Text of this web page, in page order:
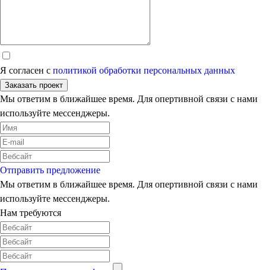
Я согласен с политикой обработки персональных данных
Заказать проект
Мы ответим в ближайшее время. Для опертивной связи с нами
используйте мессенджеры.
Отправить предложение
Мы ответим в ближайшее время. Для опертивной связи с нами
используйте мессенджеры.
Нам требуются